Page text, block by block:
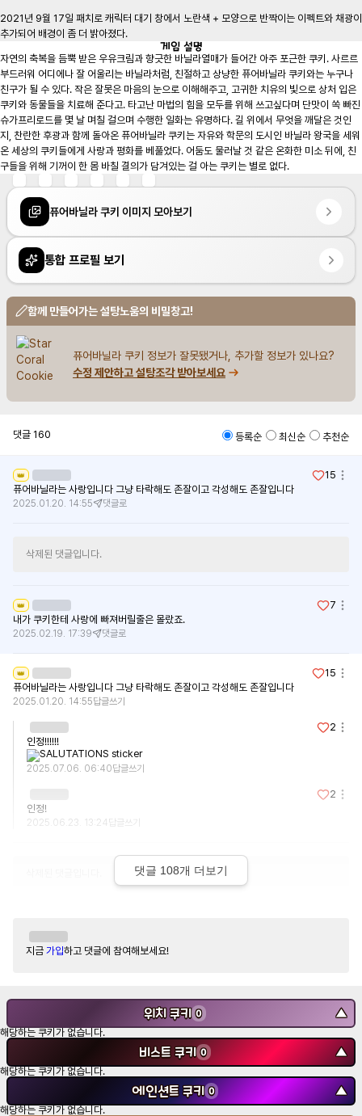
2021년 9월 17일 패치로 캐릭터 대기 창에서 노란색 + 모양으로 반짝이는 이펙트와 채광이
추가되어 배경이 좀 더 밝아졌다.
게임 설명
자연의 축복을 듬뿍 받은 우유크림과 향긋한 바닐라열매가 들어간 아주 포근한 쿠키. 사르르
부드러워 어디에나 잘 어울리는 바닐라처럼, 친절하고 상냥한 퓨어바닐라 쿠키와는 누구나
친구가 될 수 있다. 작은 잘못은 마음의 눈으로 이해해주고, 고귀한 치유의 빛으로 상처 입은
쿠키와 동물들을 치료해 준다고. 타고난 마법의 힘을 모두를 위해 쓰고싶다며 단맛이 쏙 빠진
슈가프리로드를 몇 날 며칠 걸으며 수행한 일화는 유명하다. 길 위에서 무엇을 깨달은 것인
지, 찬란한 후광과 함께 돌아온 퓨어바닐라 쿠키는 자유와 학문의 도시인 바닐라 왕국을 세워
온 세상의 쿠키들에게 사랑과 평화를 베풀었다. 어둠도 물러날 것 같은 온화한 미소 뒤에, 친
구들을 위해 기꺼이 한 몸 바칠 결의가 담겨있는 걸 아는 쿠키는 별로 없다.
퓨어바닐라 쿠키 이미지 모아보기
통합 프로필 보기
함께 만들어가는 설탕노움의 비밀창고!
퓨어바닐라 쿠키 정보가 잘못됐거나, 추가할 정보가 있나요?
수정 제안하고 설탕조각 받아보세요
댓글 160 등록순 최신순 추천순
👑
15
퓨어바닐라는 사랑입니다 그냥 타락해도 존잘이고 각성해도 존잘입니다
2025.01.20. 14:55 댓글로
삭제된 댓글입니다.
👑
7
내가 쿠키한테 사랑에 빠져버릴줄은 몰랐죠.
2025.02.19. 17:39 댓글로
👑
15
퓨어바닐라는 사랑입니다 그냥 타락해도 존잘이고 각성해도 존잘입니다
2025.01.20. 14:55답글쓰기
2
인정!!!!!!
2025.07.06. 06:40답글쓰기
2
인정!
2025.06.23. 13:24 답글쓰기
댓글 108개 더보기
지금 가입하고 댓글에 참여해보세요!
위치 쿠키 0 ▼
해당하는 쿠키가 없습니다.
비스트 쿠키 0 ▼
해당하는 쿠키가 없습니다.
에인션트 쿠키 0 ▼
해당하는 쿠키가 없습니다.